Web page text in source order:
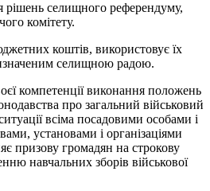
рішень селищного референдуму,
комітету.
коштів, використовує їх
селищною радою.
компетенції виконання положень
про загальний військовий
всіма посадовими особами і
установами і організаціями
призову громадян на строкову
навчальних зборів військової